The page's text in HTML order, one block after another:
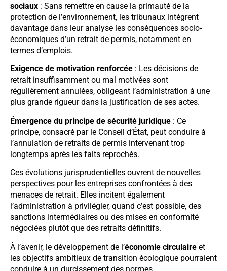
sociaux : Sans remettre en cause la primauté de la
protection de l’environnement, les tribunaux intègrent
davantage dans leur analyse les conséquences socio-
économiques d’un retrait de permis, notamment en
termes d’emplois.
Exigence de motivation renforcée : Les décisions de
retrait insuffisamment ou mal motivées sont
régulièrement annulées, obligeant l’administration à une
plus grande rigueur dans la justification de ses actes.
Émergence du principe de sécurité juridique : Ce
principe, consacré par le Conseil d’État, peut conduire à
l’annulation de retraits de permis intervenant trop
longtemps après les faits reprochés.
Ces évolutions jurisprudentielles ouvrent de nouvelles
perspectives pour les entreprises confrontées à des
menaces de retrait. Elles incitent également
l’administration à privilégier, quand c’est possible, des
sanctions intermédiaires ou des mises en conformité
négociées plutôt que des retraits définitifs.
À l’avenir, le développement de l’économie circulaire et
les objectifs ambitieux de transition écologique pourraient
conduire à un durcissement des normes